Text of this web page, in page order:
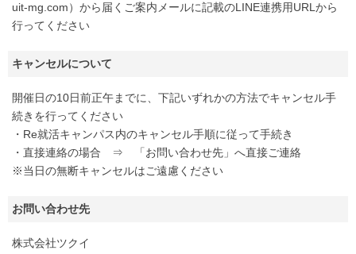
uit-mg.com）から届くご案内メールに記載のLINE連携用URLから
行ってください
キャンセルについて
開催日の10日前正午までに、下記いずれかの方法でキャンセル手
続きを行ってください
・Re就活キャンパス内のキャンセル手順に従って手続き
・直接連絡の場合 ⇒ 「お問い合わせ先」へ直接ご連絡
※当日の無断キャンセルはご遠慮ください
お問い合わせ先
株式会社ツクイ